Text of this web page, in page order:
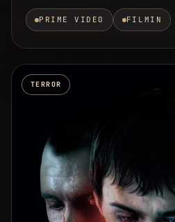
PRIME VIDEO FILMIN
TERROR